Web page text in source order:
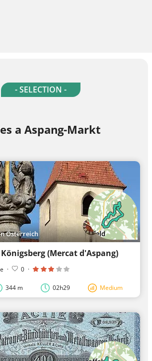
- SELECTION -
a Aspang-Markt
Österreich
(Mercat d'Aspang)
· 0 ·
344 m 02h29 Medium